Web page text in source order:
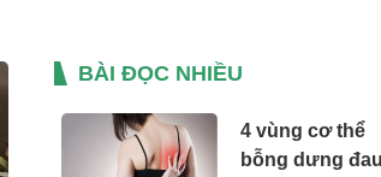
BÀI ĐỌC NHIỀU
4 vùng cơ thể
bỗng dưng đau